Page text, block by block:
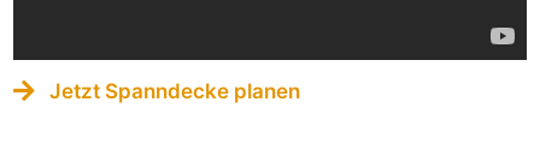
Jetzt Spanndecke planen